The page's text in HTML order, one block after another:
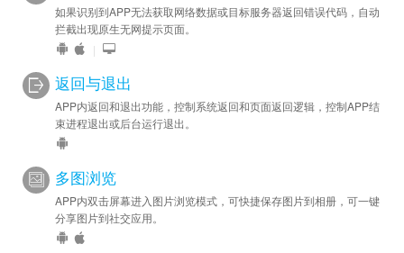
如果识别到APP无法获取网络数据或目标服务器返回错误代码，自动
拦截出现原生无网提示页面。
|
返回与退出
APP内返回和退出功能，控制系统返回和页面返回逻辑，控制APP结
束进程退出或后台运行退出。
多图浏览
APP内双击屏幕进入图片浏览模式，可快捷保存图片到相册，可一键
分享图片到社交应用。